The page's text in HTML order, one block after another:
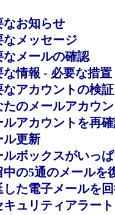
お知らせ
メッセージ
メールの確認
情報 - 必要な措置
アカウントの検証
のメールアカウ
アカウントを再
更新
ボックスがいっ
の5通のメールを
た電子メールを
ュリティアラート